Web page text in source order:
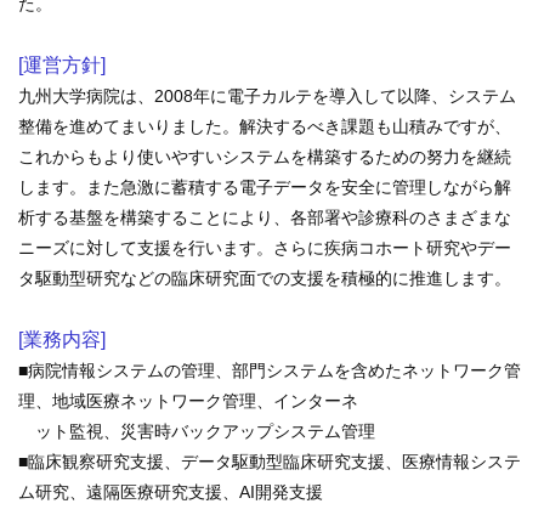
内視鏡外科手術
最新の歯科治療
関連リンク
サイトマップ
サイトポリシー
ENGLISH
中文
[運営方針]
九州大学病院は、2008年に電子カルテを導入して以降、システム
整備を進めてまいりました。解決するべき課題も山積みですが、
これからもより使いやすいシステムを構築するための努力を継続
します。また急激に蓄積する電子データを安全に管理しながら解
析する基盤を構築することにより、各部署や診療科のさまざまな
ニーズに対して支援を行います。さらに疾病コホート研究やデー
タ駆動型研究などの臨床研究面での支援を積極的に推進します。
[業務内容]
■病院情報システムの管理、部門システムを含めたネットワーク管
理、地域医療ネットワーク管理、インターネ
ット監視、災害時バックアップシステム管理
■臨床観察研究支援、データ駆動型臨床研究支援、医療情報システ
ム研究、遠隔医療研究支援、AI開発支援